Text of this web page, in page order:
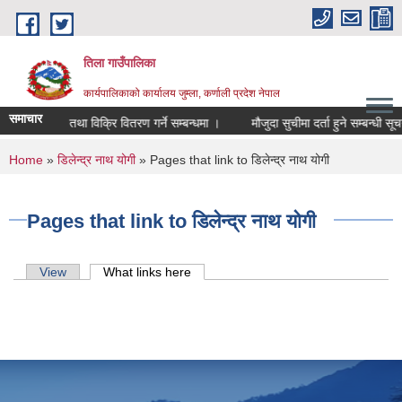
Skip to main content
तिला गाउँपालिका
कार्यपालिकाको कार्यालय जुम्ला, कर्णाली प्रदेश नेपाल
समाचार
स्याउ टिप्ने तथा विक्रि वितरण गर्ने सम्बन्धमा । मौजुदा सुचीमा दर्ता हुने सम्बन्धी
You are here
Home » डिलेन्द्र नाथ योगी» Pages that link to डिलेन्द्र नाथ योगी
Pages that link to डिलेन्द्र नाथ योगी
Primary tabs
View What links here